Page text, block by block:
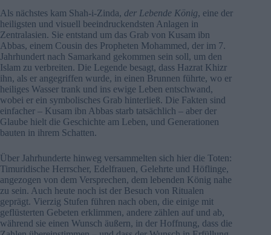
Als nächstes kam Shah-i-Zinda, der Lebende König, eine der
heiligsten und visuell beeindruckendsten Anlagen in
Zentralasien. Sie entstand um das Grab von Kusam ibn
Abbas, einem Cousin des Propheten Mohammed, der im 7.
Jahrhundert nach Samarkand gekommen sein soll, um den
Islam zu verbreiten. Die Legende besagt, dass Hazrat Khizr
ihn, als er angegriffen wurde, in einen Brunnen führte, wo er
heiliges Wasser trank und ins ewige Leben entschwand,
wobei er ein symbolisches Grab hinterließ. Die Fakten sind
einfacher – Kusam ibn Abbas starb tatsächlich – aber der
Glaube hielt die Geschichte am Leben, und Generationen
bauten in ihrem Schatten.
Über Jahrhunderte hinweg versammelten sich hier die Toten:
Timuridische Herrscher, Edelfrauen, Gelehrte und Höflinge,
angezogen von dem Versprechen, dem lebenden König nahe
zu sein. Auch heute noch ist der Besuch von Ritualen
geprägt. Vierzig Stufen führen nach oben, die einige mit
geflüsterten Gebeten erklimmen, andere zählen auf und ab,
während sie einen Wunsch äußern, in der Hoffnung, dass die